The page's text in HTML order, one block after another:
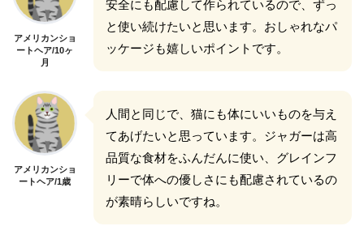
アメリカンショ
ートヘア/10ヶ
月
安全にも配慮して作られているので、ずっ
と使い続けたいと思います。おしゃれなパ
ッケージも嬉しいポイントです。
アメリカンショ
ートヘア/1歳
人間と同じで、猫にも体にいいものを与え
てあげたいと思っています。ジャガーは高
品質な食材をふんだんに使い、グレインフ
リーで体への優しさにも配慮されているの
が素晴らしいですね。